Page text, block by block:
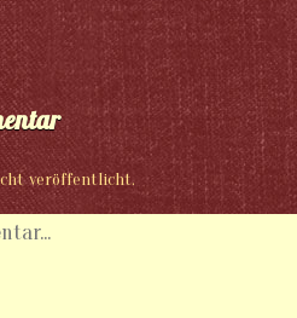
veröffentlicht.